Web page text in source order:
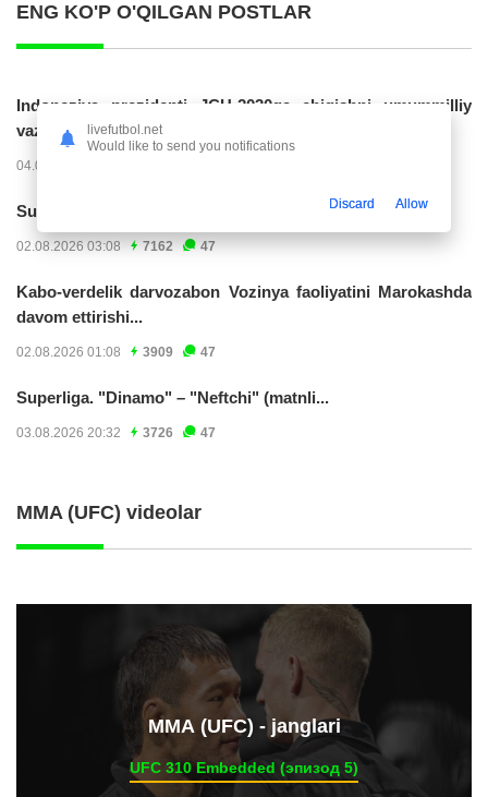
ENG KO'P O'QILGAN POSTLAR
Indoneziya prezidenti JCH-2030ga chiqishni umummilliy
vazifa deb...
04.08.2026 02:11
Superliga. “Buxoro” - “Lokomotiv”...
02.08.2026 03:08 7162 47
Kabo-verdelik darvozabon Vozinya faoliyatini Marokashda
davom ettirishi...
02.08.2026 01:08 3909 47
Superliga. "Dinamo" – "Neftchi" (matnli...
03.08.2026 20:32 3726 47
MMA (UFC) videolar
ММА (UFC) - janglari
UFC 310 Embedded (эпизод 5)
livefutbol.net
Would like to send you notifications
Discard Allow